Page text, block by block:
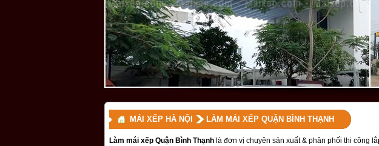
MÁI XẾP HÀ NỘI LÀM MÁI XẾP QUẬN BÌNH THẠNH
Làm mái xếp Quận Bình Thạnhlà đơn vị chuyên sản xuất & phân phối thi công